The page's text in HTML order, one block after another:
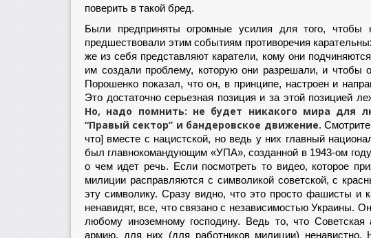
поверить в такой бред.
Были предприняты огромные усилия для того, чтобы
предшествовали этим событиям противоречия
же из себя представляют каратели, кому они
им создали проблему, которую они разрешали, и чтобы
Порошенко показал, что он, в принципе, настроен и
Это достаточно серьезная позиция и за этой позицией
Но, надо помнить: не будет никакого мира для
“Правый сектор” и бандеровское движение.
что] вместе с нацистской, но ведь у них главный
был главнокомандующим «УПА», созданной в 1943-ом
о чем идет речь. Если посмотреть то видео, которое
милиции расправляются с символикой советской, с
эту символику. Сразу видно, что это просто фашисты и
ненавидят, все, что связано с независимостью Украины.
любому иноземному господину. Ведь то, что
армию, для них (для работников милиции)